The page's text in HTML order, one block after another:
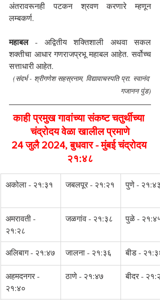
अंतरावरूनही पटकन श्रवण करणारे म्हणून
लम्बकर्ण.
महाबल - अद्वितीय शक्तिशाली अथवा सकल
शक्तीचा आधार गणराजप्रभू महाबल आहेत. सर्वोच्च
सत्ताधारी आहेत.
(संदर्भ - श्रीगणेश सहस्रनाम, विद्यावाचस्पति प्रा. स्वानंद
गजानन पुंड)
काही प्रमुख गावांच्या संकष्ट चतुर्थीच्या
चंद्रोदय वेळा खालील प्रमाणे
24 जुलै 2024, बुधवार - मुंबई चंद्रोदय
२१:४८
अकोला - २१:३१ जबलपूर - २१:२१ पुणे - २१:४३
अमरावती -
२१:२८
जळगांव - २१:३८ पुळे - २१:४५
अलिबाग - २१:४७ जालना - २१:३६ बीड - २१:३६
अहमदनगर -
२१:४०
ठाणे - २१:४७ बीदर - २१:२८